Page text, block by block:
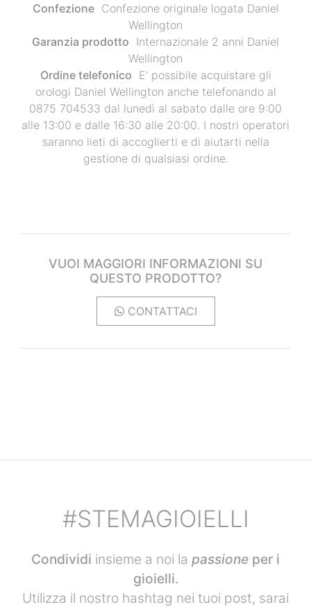
Confezione Confezione originale logata Daniel
Wellington
Garanzia prodotto Internazionale 2 anni Daniel
Wellington
Ordine telefonico E' possibile acquistare gli
orologi Daniel Wellington anche telefonando al
0875 704533 dal lunedì al sabato dalle ore 9:00
alle 13:00 e dalle 16:30 alle 20:00. I nostri operatori
saranno lieti di accoglierti e di aiutarti nella
gestione di qualsiasi ordine.
VUOI MAGGIORI INFORMAZIONI SU
QUESTO PRODOTTO?
CONTATTACI
#STEMAGIOIELLI
Condividi insieme a noi la passione per i
gioielli.
Utilizza il nostro hashtag nei tuoi post, sarai